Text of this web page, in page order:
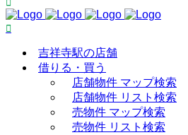
吉祥寺駅の店舗
借りる・買う
店舗物件 マップ検索
店舗物件 リスト検索
売物件 マップ検索
売物件 リスト検索